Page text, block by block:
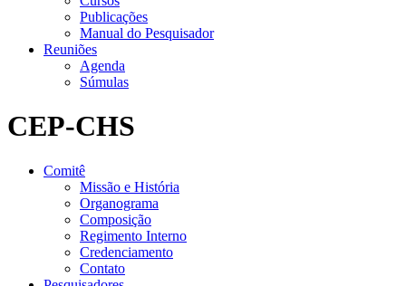
Publicações
Manual do Pesquisador
Reuniões
Agenda
Súmulas
CEP-CHS
Comitê
Missão e História
Organograma
Composição
Regimento Interno
Credenciamento
Contato